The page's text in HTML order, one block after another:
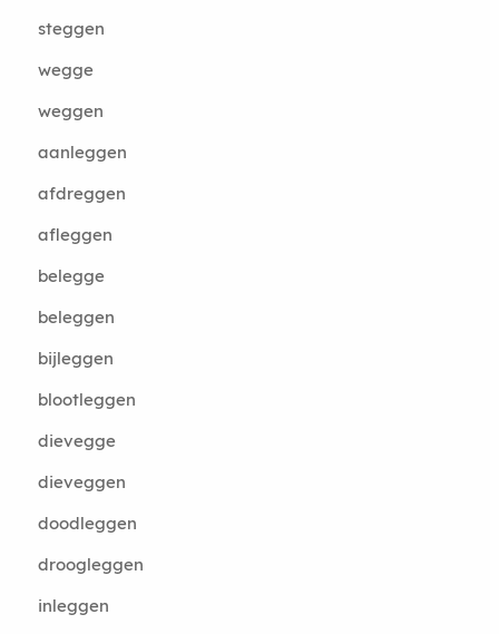
steggen
wegge
weggen
aanleggen
afdreggen
afleggen
belegge
beleggen
bijleggen
blootleggen
dievegge
dieveggen
doodleggen
droogleggen
inleggen